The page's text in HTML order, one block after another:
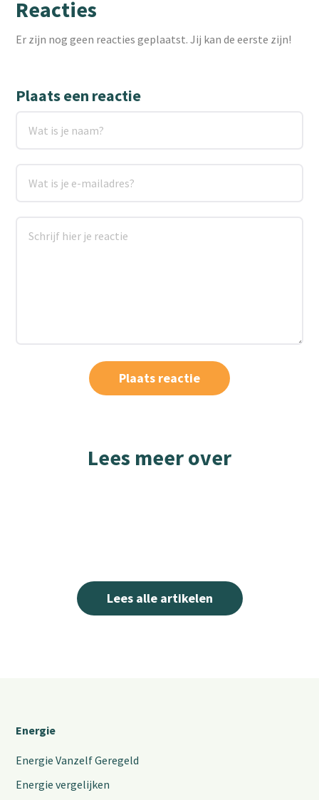
Reacties
Er zijn nog geen reacties geplaatst. Jij kan de eerste zijn!
Plaats een reactie
Lees meer over
Lees alle artikelen
Energie
Energie Vanzelf Geregeld
Energie vergelijken